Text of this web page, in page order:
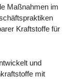
Maßnahmen im
Kraftstoffe für
und
mit